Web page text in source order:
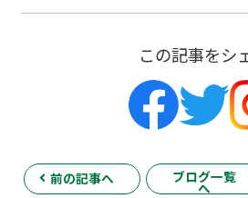
この記事をシ
前の記事へ ブログ一覧
へ